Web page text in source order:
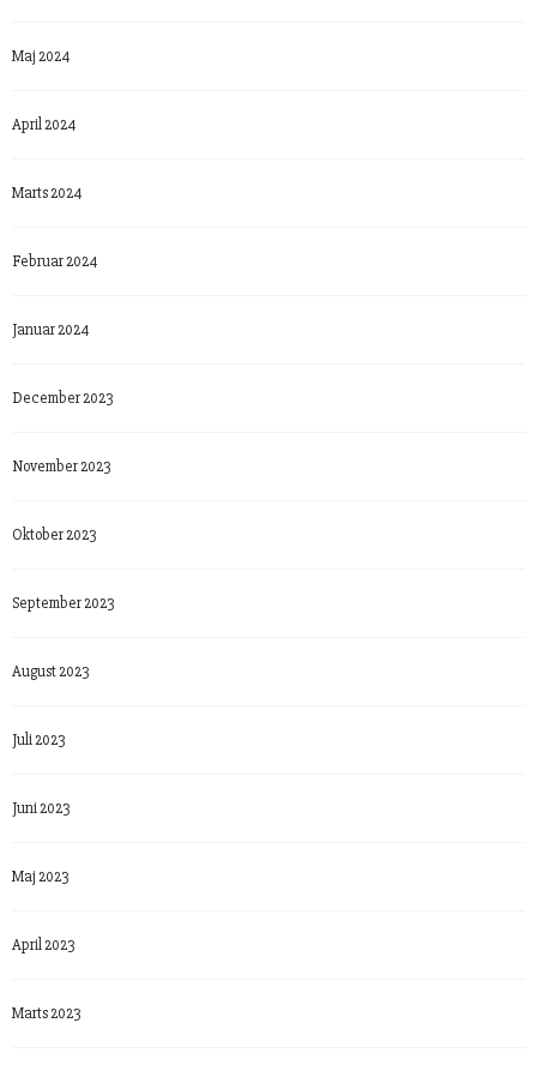
Maj 2024
April 2024
Marts 2024
Februar 2024
Januar 2024
December 2023
November 2023
Oktober 2023
September 2023
August 2023
Juli 2023
Juni 2023
Maj 2023
April 2023
Marts 2023